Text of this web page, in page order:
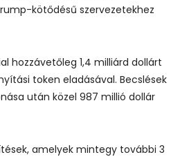
kötődésű szervezetekhez
hozzávetőleg 1,4 milliárd dollárt
token eladásával. Becslések
után közel 987 millió dollár
amelyek mintegy további 3